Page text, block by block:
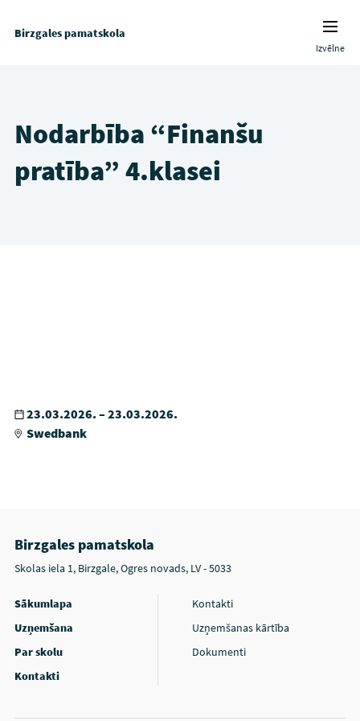
Birzgales pamatskola
Izvēlne
Nodarbība “Finanšu
pratība” 4.klasei
23.03.2026. – 23.03.2026.
Swedbank
Birzgales pamatskola
Skolas iela 1, Birzgale, Ogres novads, LV - 5033
Sākumlapa
Uzņemšana
Par skolu
Kontakti
Kontakti
Uzņemšanas kārtība
Dokumenti